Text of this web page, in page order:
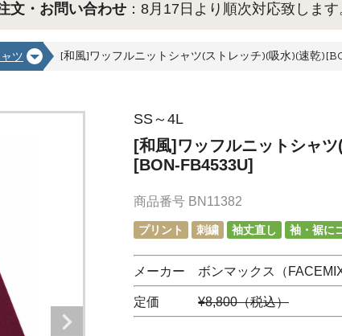
文・お問い合わせ ：8月17日より順次対応致します
ツ [和風]ワッフルニットシャツ(ストレッチ)(吸水)(速乾
SS～4L
[和風]ワッフルニットシャ
[BON-FB4533U]
商品番号 BN11382
プリント 刺繍 袖丈直し 袖・裾に
メーカー ボンマックス（FACEMIX
定価 ¥8,800（税込）